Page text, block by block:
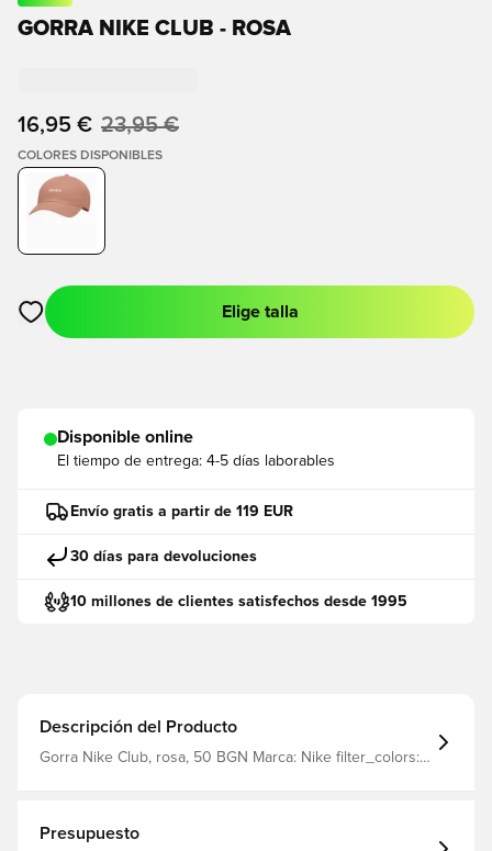
GORRA NIKE CLUB - ROSA
16,95 € 23,95 €
COLORES DISPONIBLES
Abre un modal para iniciar sesión o registrarse como miembro
Elige talla
Disponible online
El tiempo de entrega: 4-5 días laborables
Envío gratis a partir de 119 EUR
30 días para devoluciones
10 millones de clientes satisfechos desde 1995
Descripción del Producto
Gorra Nike Club, rosa, 50 BGN Marca: Nike filter_colors:
Presupuesto